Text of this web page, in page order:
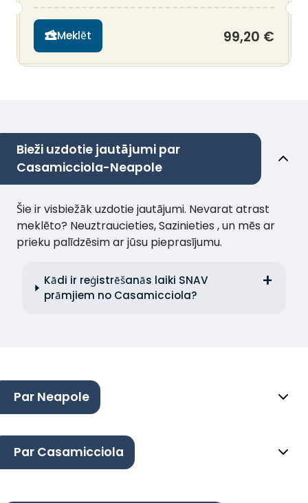
Meklēt 99,20 €
Bieži uzdotie jautājumi par
Casamicciola-Neapole
Šie ir visbiežāk uzdotie jautājumi. Nevarat atrast
meklēto? Neuztraucieties, Sazinieties , un mēs ar
prieku palīdzēsim ar jūsu pieprasījumu.
Kādi ir reģistrēšanās laiki SNAV
prāmjiem no Casamicciola?
Par Neapole
Par Casamicciola